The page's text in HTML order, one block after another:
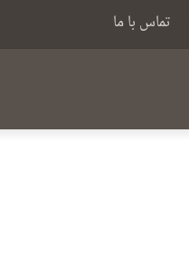
تماس با ما